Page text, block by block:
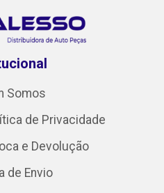
Somos
de Privacidade
e Devolução
de Envio